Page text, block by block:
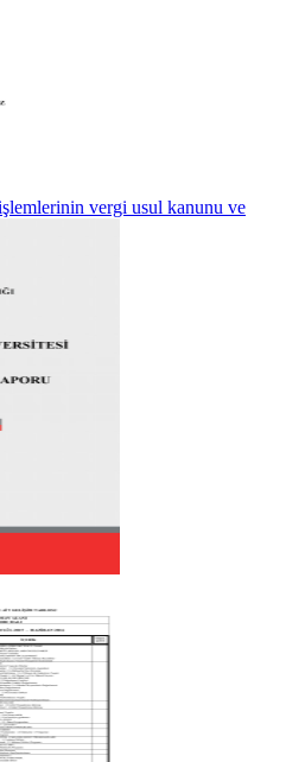
vergi usul kanunu ve